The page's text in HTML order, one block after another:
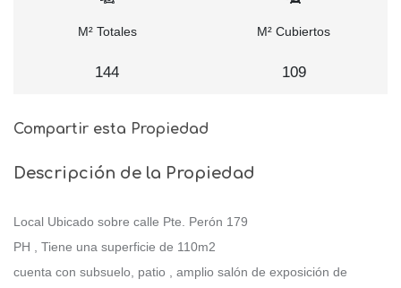
M² Totales
144
M² Cubiertos
109
Compartir esta Propiedad
Descripción de la Propiedad
Local Ubicado sobre calle Pte. Perón 179
PH , Tiene una superficie de 110m2
cuenta con subsuelo, patio , amplio salón de exposición de